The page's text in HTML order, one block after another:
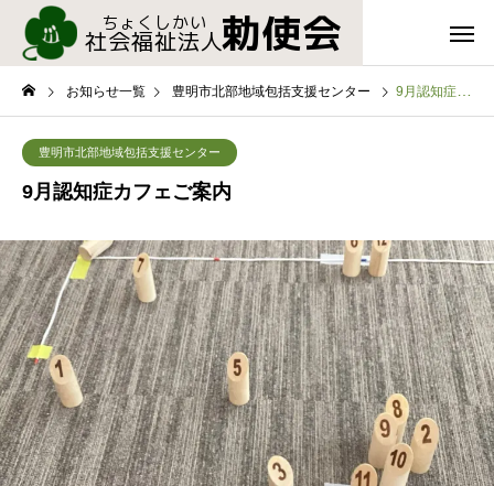
お知らせ一覧 豊明市北部地域包括支援センター 9月認知症カフェご案内
豊明市北部地域包括支援センター
9月認知症カフェご案内